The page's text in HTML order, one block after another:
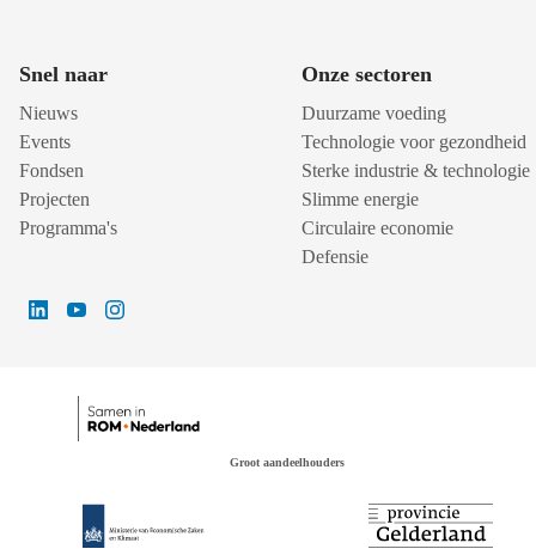
Snel naar
Nieuws
Events
Fondsen
Projecten
Programma's
Onze sectoren
Duurzame voeding
Technologie voor gezondheid
Sterke industrie & technologie
Slimme energie
Circulaire economie
Defensie
Groot aandeelhouders